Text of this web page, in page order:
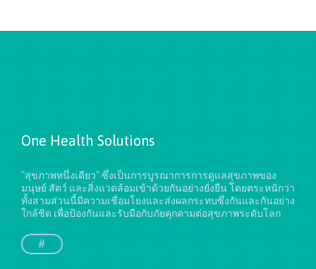
One Health Solutions
"สุขภาพหนึ่งเดียว" ซึ่งเป็นการบูรณาการการดูแลสุขภาพของ
มนุษย์ สัตว์ และสิ่งแวดล้อมเข้าด้วยกันอย่างยั่งยืนโดยตระหนักว่า
ทั้งสามส่วนนี้มีความเชื่อมโยงและส่งผลกระทบซึ่งกันและกันอย่าง
ใกล้ชิด เพื่อป้องกันและรับมือกับภัยคุกคามต่อสุขภาพระดับโลก
#